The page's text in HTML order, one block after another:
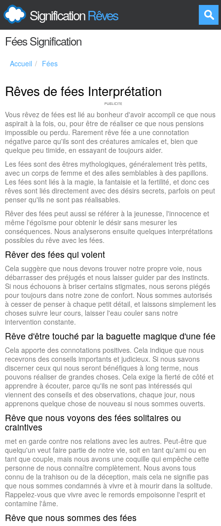
SignificationRêves
Fées Signification
Accueil Fées
Rêves de fées Interprétation
Vous rêvez de fées est lié au bonheur d'avoir accompli ce que nous
aspirait à la fois, ou, pour être de réaliser ce que nous pensions
impossible ou perdu. Rarement rêve fée a une connotation
négative parce qu'ils sont des créatures amicales et, bien que
quelque peu timide, en essayant de toujours aider.
Les fées sont des êtres mythologiques, généralement très petits,
avec un corps de femme et des ailes semblables à des papillons.
Les fées sont liés à la magie, la fantaisie et la fertilité, et donc ces
rêves sont liés directement avec des désirs secrets, parfois on peut
penser qu'ils ne sont pas réalisables.
Rêver des fées peut aussi se référer à la jeunesse, l'innocence et
même l'égoïsme pour obtenir le désir sans mesurer les
conséquences. Nous analyserons ensuite quelques interprétations
possibles du rêve avec les fées.
Rêver des fées qui volent
Cela suggère que nous devons trouver notre propre voie, nous
débarrasser des préjugés et nous laisser guider par des instincts.
Si nous échouons à briser certains stigmates, nous serons piégés
pour toujours dans notre zone de confort. Nous sommes autorisés
à cesser de penser à chaque petit détail, et laissons simplement les
choses suivre leur cours, laisser l'eau couler sans notre
intervention constante.
Rêve d'être touché par la baguette magique d'une fée
Cela apporte des connotations positives. Cela indique que nous
recevrons des conseils importants et judicieux. Si nous savons
discerner ceux qui nous seront bénéfiques à long terme, nous
pouvons réaliser de grandes choses. Cela exige la fierté de côté et
apprendre à écouter, parce qu'ils ne sont pas intéressés qui
viennent des conseils et des observations, chaque jour, nous
apprenons quelque chose de nouveau si nous sommes ouverts.
Rêve que nous voyons des fées solitaires ou
craintives
met en garde contre nos relations avec les autres. Peut-être que
quelqu'un veut faire partie de notre vie, soit en tant qu'ami ou en
tant que couple, mais nous avons une coquille qui empêche cette
personne de nous connaître complètement. Nous avons tous
connu de la trahison ou de la déception, mais cela ne signifie pas
que nous sommes condamnés à vivre et à mourir dans la solitude.
Rappelez-vous que vivre avec le remords empoisonne l'esprit et
contamine l'âme.
Rêve que nous sommes des fées